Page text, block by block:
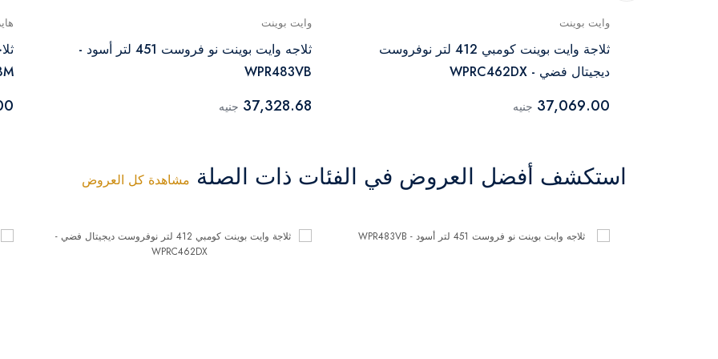
وايت بوينت
ثلاجة وايت بوينت كومبي 412 لتر نوفروست
ديجيتال فضي - WPRC462DX
37,069.00 جنيه
وايت بوينت
ثلاجه وايت بوينت نو فروست 451 لتر أسود -
WPR483VB
37,328.68 جنيه
استكشف أفضل العروض في الفئات ذات الصلة مشاهدة كل العروض